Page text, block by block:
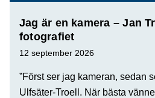
Jag är en kamera – Jan
fotografiet
12 september 2026
”Först ser jag kameran, sedan
Ulfsäter-Troell. När bästa